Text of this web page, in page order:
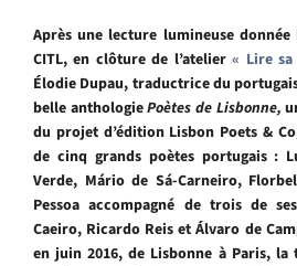
Après une lecture lumineuse
CITL, en clôture de l’atelier« Lire
Élodie Dupau, traductrice du
belle anthologiePoètes de Lisbonne,
du projet d’édition Lisbon Poets &
de cinq grands poètes portugais :
Verde, Mário de Sá-Carneiro,
Pessoa accompagné de trois de
Caeiro, Ricardo Reis et Álvaro de
en juin 2016, de Lisbonne à Paris,